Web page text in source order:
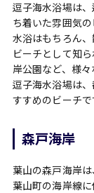
逗子海水浴場は
ち着いた雰囲気
水浴はもちろん
ビーチとして知
岸公園など、様々
逗子海水浴場は
すすめのビーチで
森戸海岸
葉山の森戸海岸
葉山町の海岸線